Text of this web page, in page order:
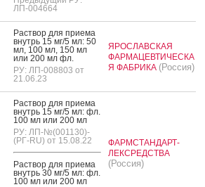
ЛП-004664
Рас­твор для при­ема
внутрь 15 мг/5 мл: 50
мл, 100 мл, 150 мл
или 200 мл фл.
РУ: ЛП-008803 от
21.06.23
ЯРОСЛАВСКАЯ
ФАРМАЦЕВТИЧЕСКА
Я ФАБРИКА (Россия)
Рас­твор для при­ема
внутрь 15 мг/5 мл: фл.
100 мл или 200 мл
РУ: ЛП-№(001130)-
(РГ-RU) от 15.08.22
Рас­твор для при­ема
внутрь 30 мг/5 мл: фл.
100 мл или 200 мл
ФАРМСТАНДАРТ-
ЛЕКСРЕДСТВА
(Россия)